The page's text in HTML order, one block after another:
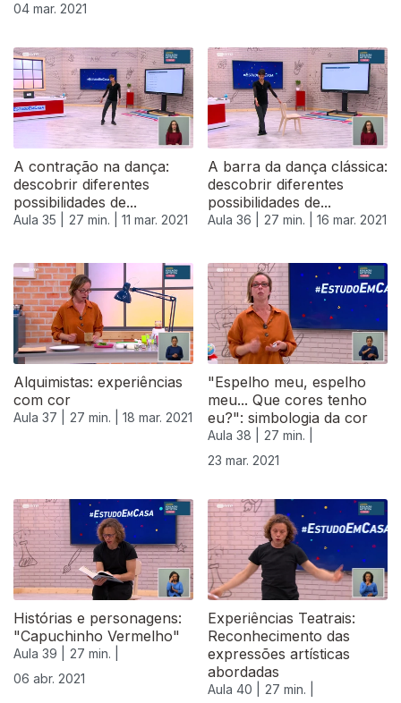
04 mar. 2021
A contração na dança:
descobrir diferentes
possibilidades de...
Aula 35 | 27 min. | 11 mar. 2021
A barra da dança clássica:
descobrir diferentes
possibilidades de...
Aula 36 | 27 min. | 16 mar. 2021
530834
Alquimistas: experiências
com cor
Aula 37 | 27 min. | 18 mar. 2021
"Espelho meu, espelho
meu... Que cores tenho
eu?": simbologia da cor
Aula 38 |
27 min. |
23 mar. 2021
Histórias e personagens:
"Capuchinho Vermelho"
Aula 39 |
27 min. |
06 abr. 2021
Experiências Teatrais:
Reconhecimento das
expressões artísticas
abordadas
Aula 40 | 27 min. |